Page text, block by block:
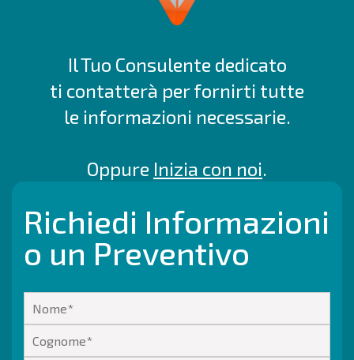
Il Tuo Consulente dedicato
ti contatterà per fornirti tutte
le informazioni necessarie.
Oppure Inizia con noi.
Richiedi Informazioni
o un Preventivo